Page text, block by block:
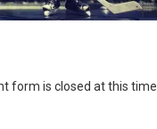
form is closed at this time.